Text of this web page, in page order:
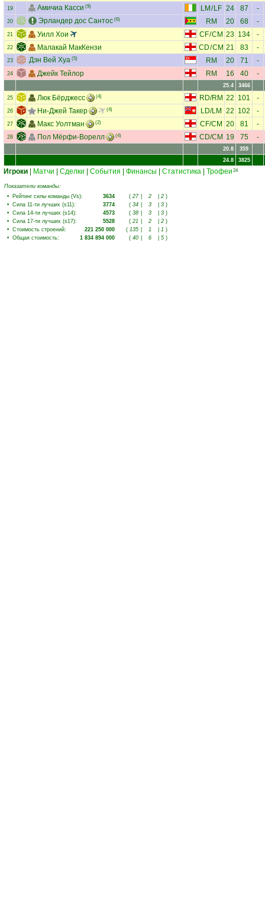
19 Амичиа Касси (9) LM / LF 24 87 -
20 Эрландер дос Сантос (6) RM 20 68 -
21 Уилл Хои CF/CM 23 134 -
22 Малакай МакКензи CD/CM 21 83 -
23 Дэн Вей Хуа (5) RM 20 71 -
24 Джейк Тейлор RM 16 40 -
25.4 3466
25 Люк Бёрджесс (4) RD/RM 22 101 -
26 Ни-Джей Такер (4) LD/LM 22 102 -
27 Макс Уолтман (2) CF/CM 20 81 -
28 Пол Мёрфи-Ворелл (4) CD/CM 19 75 -
20.8
359
24.8
3825
Игроки Матчи Сделки События Финансы Статистика Трофеи 24
Показатели команды:
• Рейтинг силы команды (Vs): 3634 ( 27 2 2 )
• Сила 11-ти лучших (s11): 3774 ( 34 3 3 )
• Сила 14-ти лучших (s14): 4573 ( 38 3 3 )
• Сила 17-ти лучших (s17): 5528 ( 21 2 2 )
• Стоимость строений: 221 250 000 ( 135 1 1 )
• Общая стоимость: 1 834 894 000 ( 40 6 5 )